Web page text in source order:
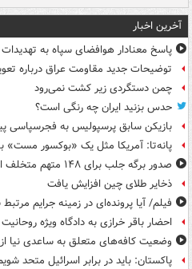
آخرین اخبار
پاسخ معنادار هوافضای سپاه به تهدیدات
توضیحات جدید مقاومت عراق درباره
چمن دستگردی زیر کشت نمی‌رود
حدس بزنید ایران چه رنگی است؟
بازیکن سابق پرسپولیس به فجرسپاسی
پانه‌تا: آمریکا مثل یک «بوکسور مست»
صدور برگه جلب برای ۱۴۸ متهم متخلف ارزی
ذخایر طلای چین افزایش یافت
فیلم/ آیا پرونده‌ای در زمینه جرایم
احضار باقر خرازی به دادگاه ویژه روحانیت
وضعیت کافه‌های متعلق به ساعدی نیا
پاکستان: باید در برابر اسرائیل متحد